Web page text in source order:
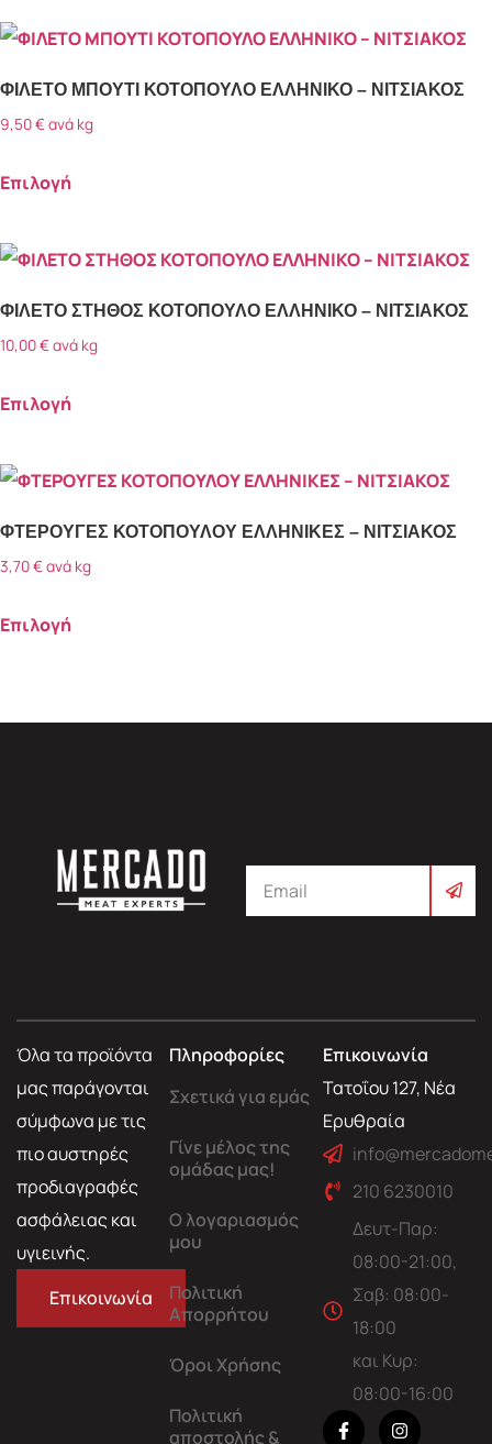
ΦΙΛΕΤΟ ΜΠΟΥΤΙ ΚΟΤΟΠΟΥΛΟ ΕΛΛΗΝΙΚΟ – ΝΙΤΣΙΑΚΟΣ
9,50€ανά kg
Επιλογή
ΦΙΛΕΤΟ ΣΤΗΘΟΣ ΚΟΤΟΠΟΥΛΟ ΕΛΛΗΝΙΚΟ – ΝΙΤΣΙΑΚΟΣ
10,00€ανά kg
Επιλογή
ΦΤΕΡΟΥΓΕΣ ΚΟΤΟΠΟΥΛΟΥ ΕΛΛΗΝΙΚΕΣ – ΝΙΤΣΙΑΚΟΣ
3,70€ ανά kg
Επιλογή
Όλα τα προϊόντα
μας παράγονται
σύμφωνα με τις
πιο αυστηρές
προδιαγραφές
ασφάλειας και
υγιεινής.
Επικοινωνία
Πληροφορίες
Σχετικά για εμάς
Γίνε μέλος της
ομάδας μας!
Ο λογαριασμός
μου
Πολιτική
Απορρήτου
Όροι Χρήσης
Πολιτική
αποστολής &
Επικοινωνία
Τατοΐου 127, Νέα
Ερυθραία
210 6230010
Δευτ-Παρ:
08:00-21:00,
Σαβ: 08:00-
18:00
και Κυρ:
08:00-16:00